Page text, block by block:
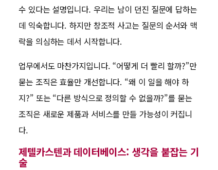
수 있다는 설명입니다. 우리는 남이 던진 질문에 답하는
데 익숙합니다. 하지만 창조적 사고는 질문의 순서와 맥
락을 의심하는 데서 시작합니다.
업무에서도 마찬가지입니다. “어떻게 더 빨리 할까?”만
묻는 조직은 효율만 개선합니다. “왜 이 일을 해야 하
지?” 또는 “다른 방식으로 정의할 수 없을까?”를 묻는
조직은 새로운 제품과 서비스를 만들 가능성이 커집니
다.
제텔카스텐과 데이터베이스: 생각을 붙잡는 기
술